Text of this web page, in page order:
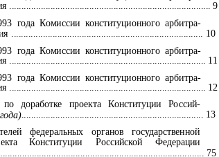
................................................................................... 9
Комиссии конституционного арбитра-
............................................................................... 10
Комиссии конституционного арбитра-
................................................................................. 11
Комиссии конституционного арбитра-
................................................................................. 12
доработке проекта Конституции Россий-
............................................................................ 13
федеральных органов
государственной
Конституции Российской
Федерации
75